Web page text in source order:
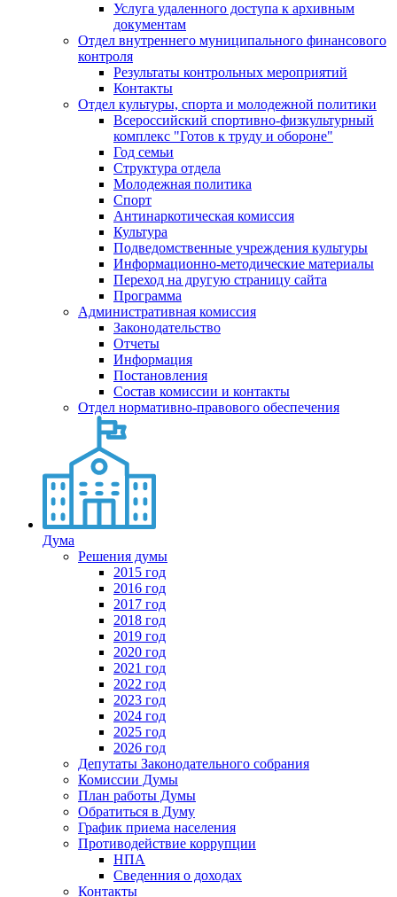
Услуга удаленного доступа к архивным
документам
Отдел внутреннего муниципального финансового
контроля
Результаты контрольных мероприятий
Контакты
Отдел культуры, спорта и молодежной политики
Всероссийский спортивно-физкультурный
комплекс "Готов к труду и обороне"
Год семьи
Структура отдела
Молодежная политика
Спорт
Антинаркотическая комиссия
Культура
Подведомственные учреждения культуры
Информационно-методические материалы
Переход на другую страницу сайта
Программа
Административная комиссия
Законодательство
Отчеты
Информация
Постановления
Состав комиссии и контакты
Отдел нормативно-правового обеспечения
Дума
Решения думы
2015 год
2016 год
2017 год
2018 год
2019 год
2020 год
2021 год
2022 год
2023 год
2024 год
2025 год
2026 год
Депутаты Законодательного собрания
Комиссии Думы
План работы Думы
Обратиться в Думу
График приема населения
Противодействие коррупции
НПА
Сведенния о доходах
Контакты